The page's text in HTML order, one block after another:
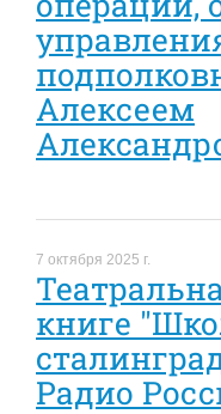
Алексеем
7 октября 2025 г.
книге
Радио